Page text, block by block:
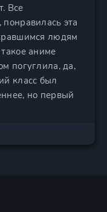
Все
эта
людям
аниме
погуглила, да,
класс был
но первый